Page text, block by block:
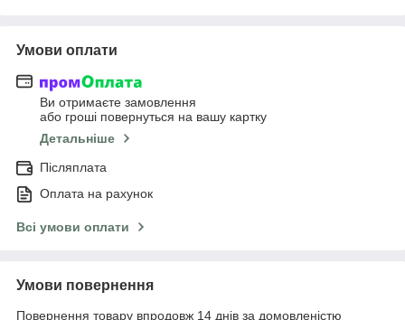
Умови оплати
Ви отримаєте замовлення
або гроші повернуться на вашу картку
Детальніше
Післяплата
Оплата на рахунок
Всі умови оплати
Умови повернення
Повернення товару впродовж 14 днів за домовленістю